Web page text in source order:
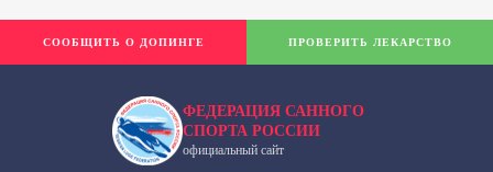
ФЕДЕРАЦИЯ САННОГО
СПОРТА РОССИИ
официальный сайт
СООБЩИТЬ О ДОПИНГЕ ПРОВЕРИТЬ ЛЕКАРСТВО